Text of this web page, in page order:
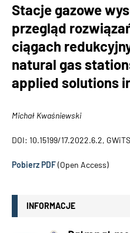
Stacje gazowe
przegląd
ciągach
natural gas
applied solutions
Michał Kwaśniewski
DOI: 10.15199/17.2022.6.2,
Pobierz PDF(Open Access)
INFORMACJE